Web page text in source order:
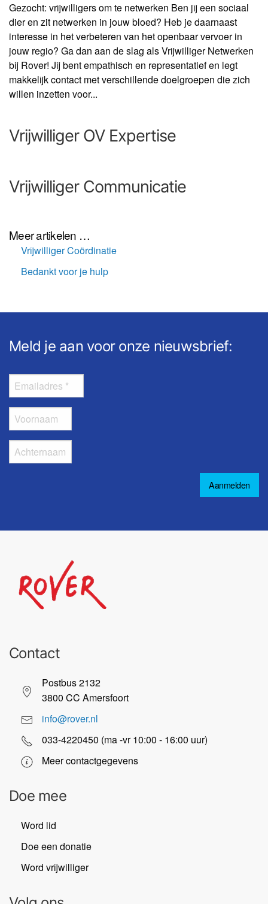
Gezocht: vrijwilligers om te netwerken Ben jij een sociaal
dier en zit netwerken in jouw bloed? Heb je daarnaast
interesse in het verbeteren van het openbaar vervoer in
jouw regio? Ga dan aan de slag als Vrijwilliger Netwerken
bij Rover! Jij bent empathisch en representatief en legt
makkelijk contact met verschillende doelgroepen die zich
willen inzetten voor...
Vrijwilliger OV Expertise
Vrijwilliger Communicatie
Meer artikelen …
Vrijwilliger Coördinatie
Bedankt voor je hulp
Meld je aan voor onze nieuwsbrief:
Contact
Postbus 2132
3800 CC Amersfoort
info@rover.nl
033-4220450 (ma -vr 10:00 - 16:00 uur)
Meer contactgegevens
Doe mee
Word lid
Doe een donatie
Word vrijwilliger